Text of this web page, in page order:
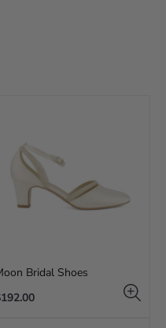
Bridal Shoes